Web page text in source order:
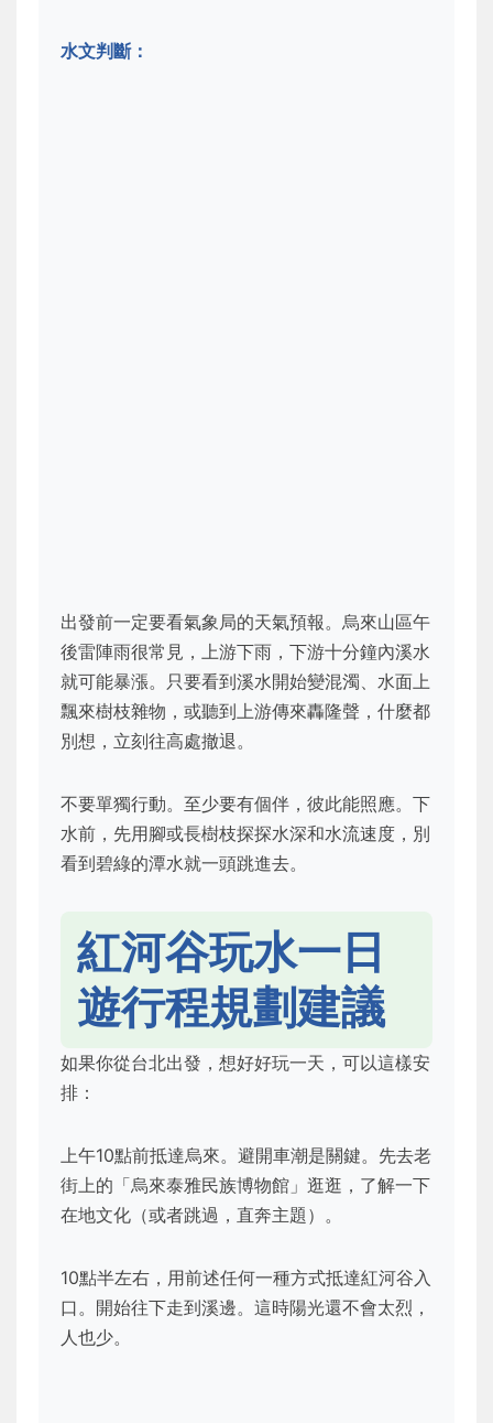
水文判斷：
出發前一定要看氣象局的天氣預報。烏來山區午
後雷陣雨很常見，上游下雨，下游十分鐘內溪水
就可能暴漲。只要看到溪水開始變混濁、水面上
飄來樹枝雜物，或聽到上游傳來轟隆聲，什麼都
別想，立刻往高處撤退。
不要單獨行動。至少要有個伴，彼此能照應。下
水前，先用腳或長樹枝探探水深和水流速度，別
看到碧綠的潭水就一頭跳進去。
紅河谷玩水一日
遊行程規劃建議
如果你從台北出發，想好好玩一天，可以這樣安
排：
上午10點前抵達烏來。避開車潮是關鍵。先去老
街上的「烏來泰雅民族博物館」逛逛，了解一下
在地文化（或者跳過，直奔主題）。
10點半左右，用前述任何一種方式抵達紅河谷入
口。開始往下走到溪邊。這時陽光還不會太烈，
人也少。